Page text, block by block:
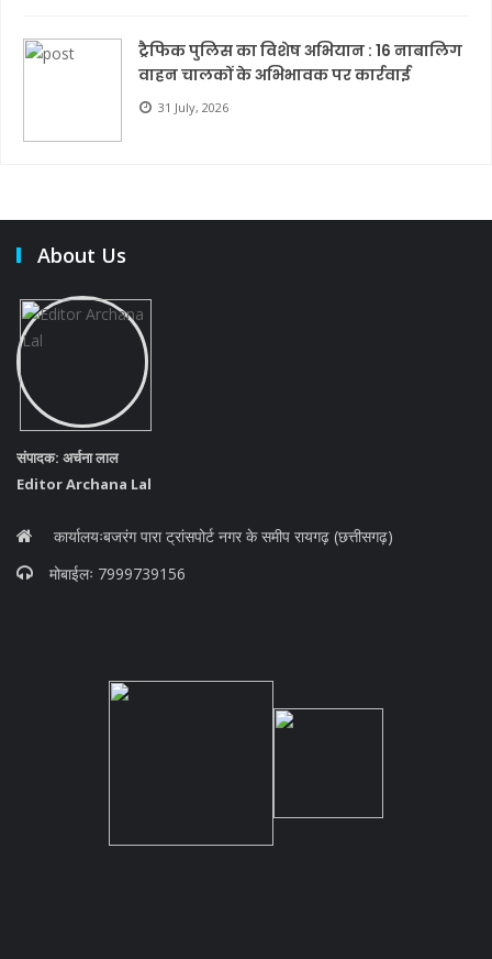
ट्रैफिक पुलिस का विशेष अभियान : 16 नाबालिग
वाहन चालकों के अभिभावक पर कार्रवाई
31 July, 2026
About Us
संपादक: अर्चना लाल
Editor Archana Lal
कार्यालयःबजरंग पारा ट्रांसपोर्ट नगर के समीप रायगढ़ (छत्तीसगढ़)
मोबाईलः 7999739156